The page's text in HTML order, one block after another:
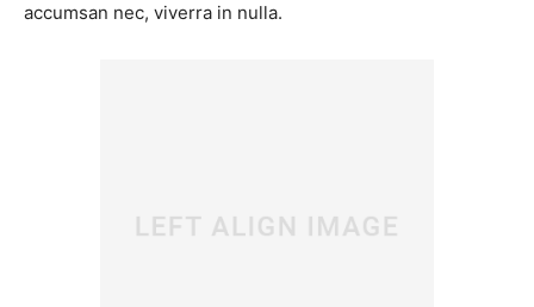
accumsan nec, viverra in nulla.